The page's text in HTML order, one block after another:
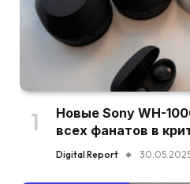
Новые Sony WH-
всех фанатов в
Digital Report